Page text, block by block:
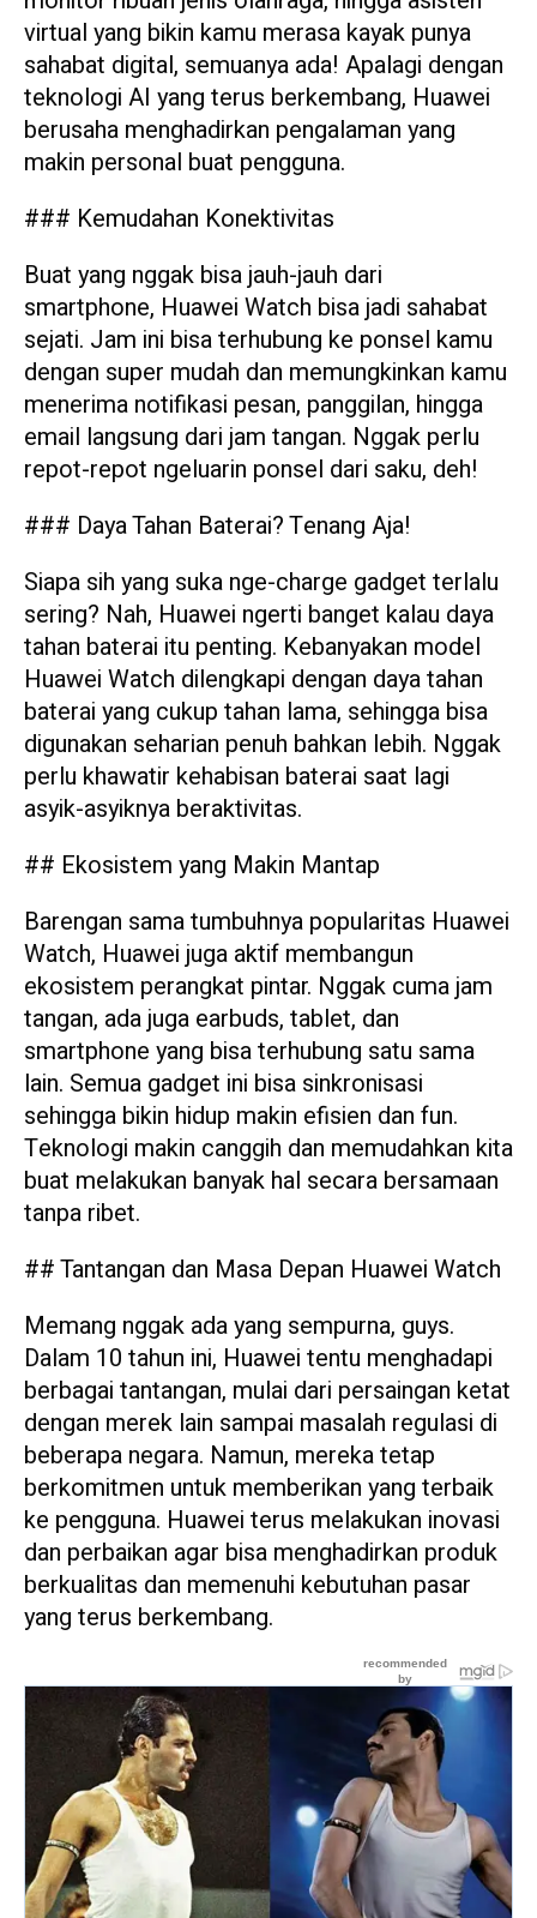
virtual yang bikin kamu merasa kayak punya
sahabat digital, semuanya ada! Apalagi dengan
teknologi AI yang terus berkembang, Huawei
berusaha menghadirkan pengalaman yang
makin personal buat pengguna.
### Kemudahan Konektivitas
Buat yang nggak bisa jauh-jauh dari
smartphone, Huawei Watch bisa jadi sahabat
sejati. Jam ini bisa terhubung ke ponsel kamu
dengan super mudah dan memungkinkan kamu
menerima notifikasi pesan, panggilan, hingga
email langsung dari jam tangan. Nggak perlu
repot-repot ngeluarin ponsel dari saku, deh!
### Daya Tahan Baterai? Tenang Aja!
Siapa sih yang suka nge-charge gadget terlalu
sering? Nah, Huawei ngerti banget kalau daya
tahan baterai itu penting. Kebanyakan model
Huawei Watch dilengkapi dengan daya tahan
baterai yang cukup tahan lama, sehingga bisa
digunakan seharian penuh bahkan lebih. Nggak
perlu khawatir kehabisan baterai saat lagi
asyik-asyiknya beraktivitas.
## Ekosistem yang Makin Mantap
Barengan sama tumbuhnya popularitas Huawei
Watch, Huawei juga aktif membangun
ekosistem perangkat pintar. Nggak cuma jam
tangan, ada juga earbuds, tablet, dan
smartphone yang bisa terhubung satu sama
lain. Semua gadget ini bisa sinkronisasi
sehingga bikin hidup makin efisien dan fun.
Teknologi makin canggih dan memudahkan kita
buat melakukan banyak hal secara bersamaan
tanpa ribet.
## Tantangan dan Masa Depan Huawei Watch
Memang nggak ada yang sempurna, guys.
Dalam 10 tahun ini, Huawei tentu menghadapi
berbagai tantangan, mulai dari persaingan ketat
dengan merek lain sampai masalah regulasi di
beberapa negara. Namun, mereka tetap
berkomitmen untuk memberikan yang terbaik
ke pengguna. Huawei terus melakukan inovasi
dan perbaikan agar bisa menghadirkan produk
berkualitas dan memenuhi kebutuhan pasar
yang terus berkembang.